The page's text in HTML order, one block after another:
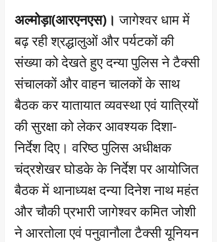
अल्मोड़ा(आरएनएस)। जागेश्वर धाम में
बढ़ रही श्रद्धालुओं और पर्यटकों की
संख्या को देखते हुए दन्या पुलिस ने टैक्सी
संचालकों और वाहन चालकों के साथ
बैठक कर यातायात व्यवस्था एवं यात्रियों
की सुरक्षा को लेकर आवश्यक दिशा-
निर्देश दिए। वरिष्ठ पुलिस अधीक्षक
चंद्रशेखर घोडके के निर्देश पर आयोजित
बैठक में थानाध्यक्ष दन्या दिनेश नाथ महंत
और चौकी प्रभारी जागेश्वर कमित जोशी
ने आरतोला एवं पनुवानौला टैक्सी यूनियन